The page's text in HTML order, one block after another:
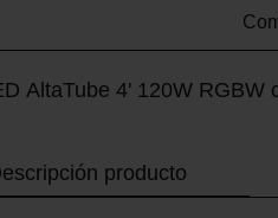
AltaTube 4' 120W RGBW
producto